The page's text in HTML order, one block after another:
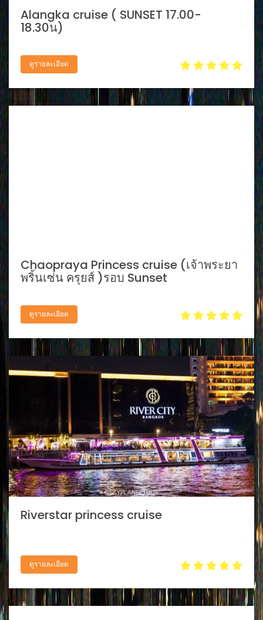
Alangka cruise ( SUNSET 17.00-
18.30น)
ดูรายละเอียด
Chaopraya Princess cruise (เจ้าพระยา
พริ้นเซ่น ครุยส์ )รอบ Sunset
ดูรายละเอียด
Riverstar princess cruise
ดูรายละเอียด